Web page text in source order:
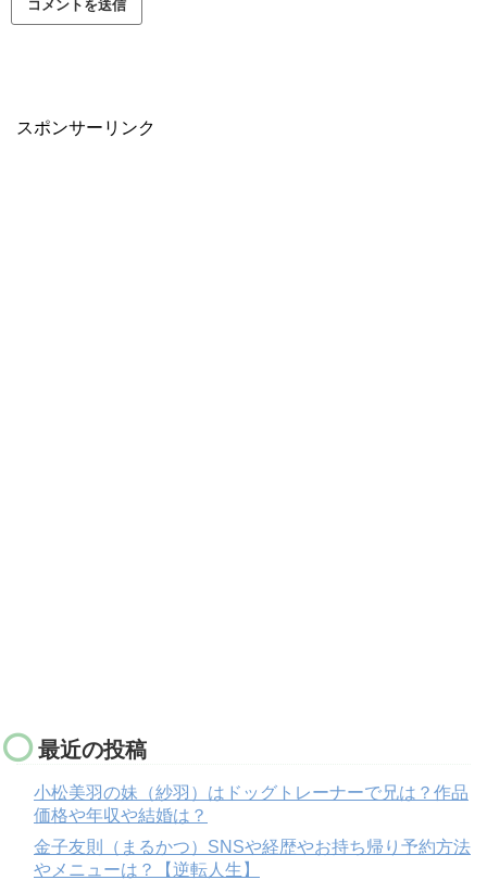
スポンサーリンク
最近の投稿
小松美羽の妹（紗羽）はドッグトレーナーで兄は？作品
価格や年収や結婚は？
金子友則（まるかつ）SNSや経歴やお持ち帰り予約方法
やメニューは？【逆転人生】